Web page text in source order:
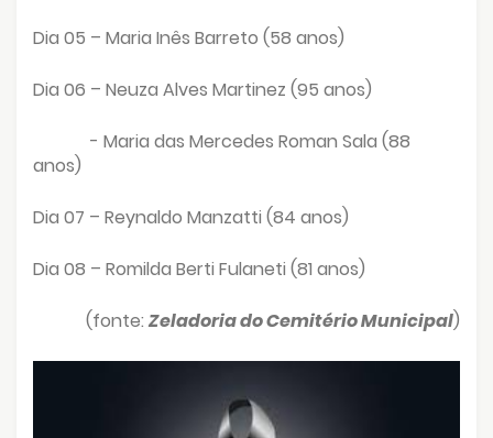
Dia 05 – Maria Inês Barreto (58 anos)
Dia 06 – Neuza Alves Martinez (95 anos)
- Maria das Mercedes Roman Sala (88
anos)
Dia 07 – Reynaldo Manzatti (84 anos)
Dia 08 – Romilda Berti Fulaneti (81 anos)
(fonte: Zeladoria do Cemitério Municipal)